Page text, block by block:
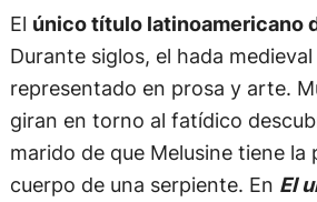
El único título latinoamericano
Durante siglos, el hada
representado en prosa y arte.
giran en torno al fatídico
marido de que Melusine tiene
cuerpo de una serpiente. En El